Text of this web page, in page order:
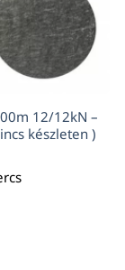
12/12kN –
készleten )